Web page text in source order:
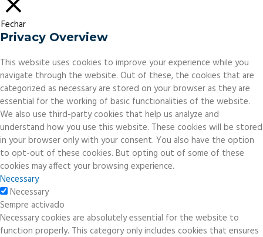
Fechar
Privacy Overview
This website uses cookies to improve your experience while you
navigate through the website. Out of these, the cookies that are
categorized as necessary are stored on your browser as they are
essential for the working of basic functionalities of the website.
We also use third-party cookies that help us analyze and
understand how you use this website. These cookies will be stored
in your browser only with your consent. You also have the option
to opt-out of these cookies. But opting out of some of these
cookies may affect your browsing experience.
Necessary
Necessary
Sempre activado
Necessary cookies are absolutely essential for the website to
function properly. This category only includes cookies that ensures